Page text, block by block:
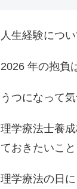
人生経験につ
2026 年の抱負
うつになって
理学療法士養
ておきたいこと
理学療法の日